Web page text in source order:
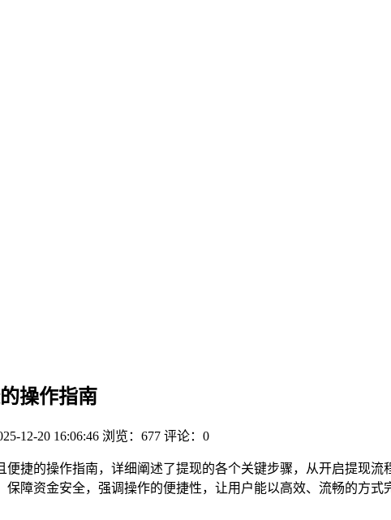
操作指南
12-20 16:06:46 浏览：677 评论：0
便捷的操作指南，详细阐述了提现的各个关键步骤，从开启提现
保障资金安全，强调操作的便捷性，让用户能以高效、流畅的方